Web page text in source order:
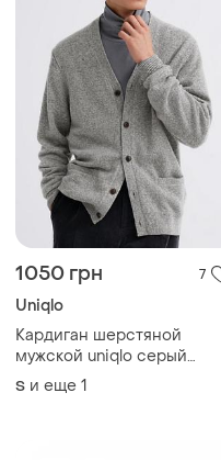
1050 грн 7
Uniqlo
Кардиган шерстяной
мужской uniqlo серый
меланж 100% шерсть s m
S и еще 1